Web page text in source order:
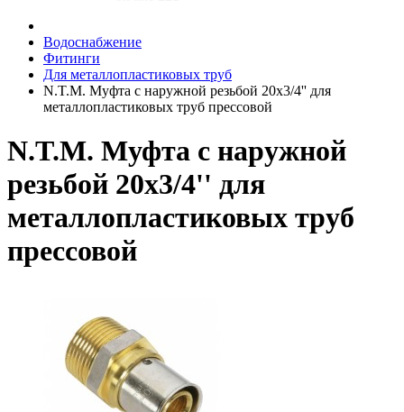
Водоснабжение
Фитинги
Для металлопластиковых труб
N.T.M. Муфта с наружной резьбой 20х3/4'' для
металлопластиковых труб прессовой
N.T.M. Муфта с наружной
резьбой 20х3/4'' для
металлопластиковых труб
прессовой